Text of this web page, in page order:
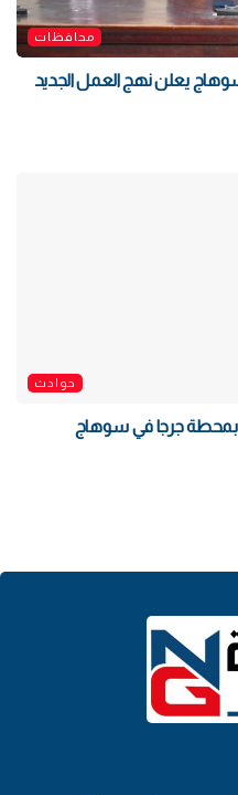
محافظات
يعلن نهج العمل الجديد
حوادث
بمحطة جرجا في سوهاج